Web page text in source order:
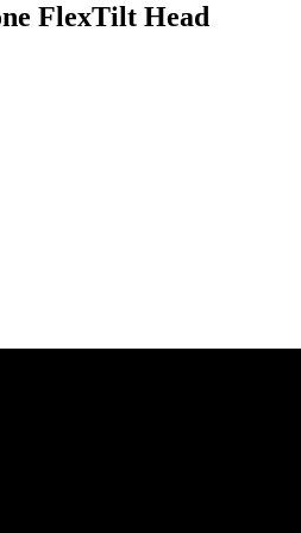
FlexTilt Head